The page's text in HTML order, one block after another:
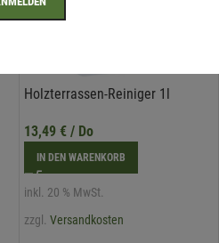
Holzterrassen-Reiniger 1l
13,49 € / Do
IN DEN WARENKORB
inkl. 20 % MwSt.
zzgl. Versandkosten